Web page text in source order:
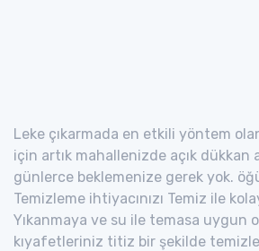
Leke çıkarmada en etkili yöntem
için artık mahallenizde açık dükkan
günlerce beklemenize gerek yok.
Temizleme ihtiyacınızı Temiz ile
Yıkanmaya ve su ile temasa uygun
kıyafetleriniz titiz bir şekilde